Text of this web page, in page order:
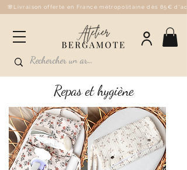
🌸Livraison offerte en France métropolitaine dès 85€
Repas ethygiène